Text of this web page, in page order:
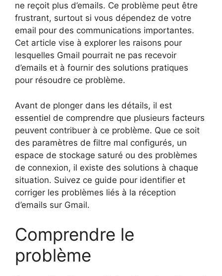
ne reçoit plus d’emails. Ce problème peut être
frustrant, surtout si vous dépendez de votre
email pour des communications importantes.
Cet article vise à explorer les raisons pour
lesquelles Gmail pourrait ne pas recevoir
d’emails et à fournir des solutions pratiques
pour résoudre ce problème.
Avant de plonger dans les détails, il est
essentiel de comprendre que plusieurs facteurs
peuvent contribuer à ce problème. Que ce soit
des paramètres de filtre mal configurés, un
espace de stockage saturé ou des problèmes
de connexion, il existe des solutions à chaque
situation. Suivez ce guide pour identifier et
corriger les problèmes liés à la réception
d’emails sur Gmail.
Comprendre le
problème